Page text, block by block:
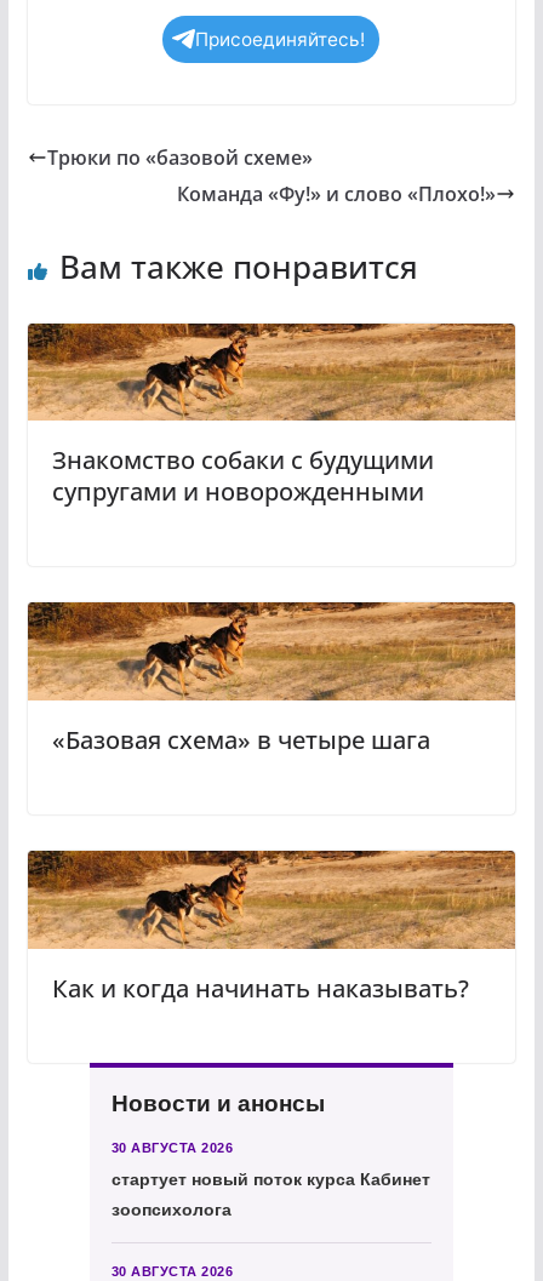
Присоединяйтесь!
Трюки по «базовой схеме»
Команда «Фу!» и слово «Плохо!»
Вам также понравится
Знакомство собаки с будущими
супругами и новорожденными
«Базовая схема» в четыре шага
Как и когда начинать наказывать?
Новости и анонсы
30 АВГУСТА 2026
стартует новый поток курса Кабинет
зоопсихолога
30 АВГУСТА 2026